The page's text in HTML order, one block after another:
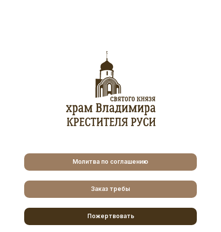
Молитва по соглашению
Заказ требы
Пожертвовать